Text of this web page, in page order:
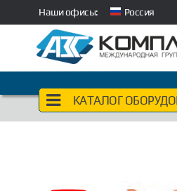
Наши офисы: Россия
КАТАЛОГ